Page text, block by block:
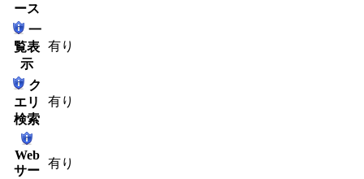
ース
一
覧表
示
有り
ク
エリ
検索
有り
Web
サー
有り